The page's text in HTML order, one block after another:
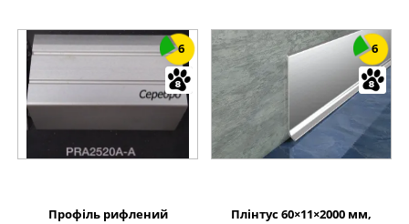
6
Профіль рифлений
6
Плінтус 60×11×2000 мм,